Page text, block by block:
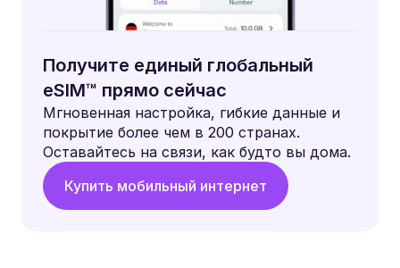
Получите единый глобальный
eSIM™ прямо сейчас
Мгновенная настройка, гибкие данные и
покрытие более чем в 200 странах.
Оставайтесь на связи, как будто вы дома.
Купить мобильный интернет